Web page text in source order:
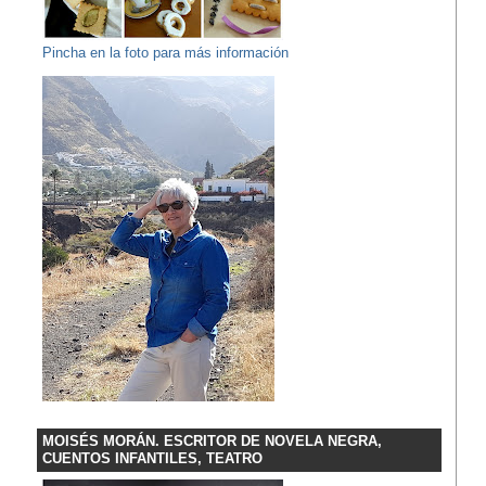
Pincha en la foto para más información
MOISÉS MORÁN. ESCRITOR DE NOVELA NEGRA,
CUENTOS INFANTILES, TEATRO